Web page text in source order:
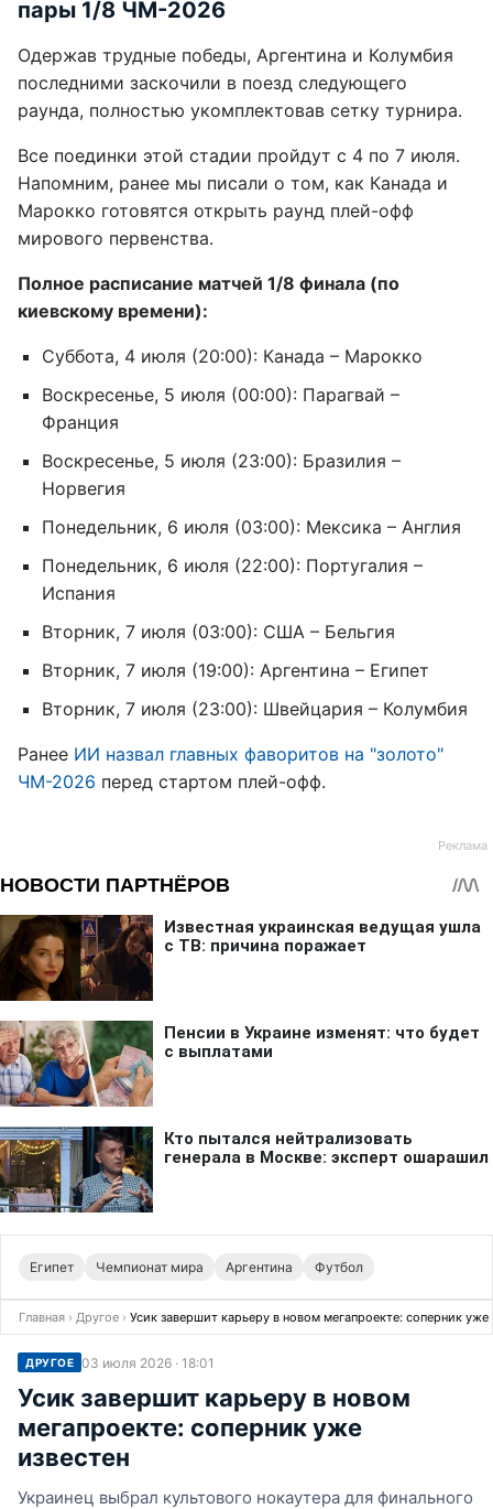
пары 1/8 ЧМ-2026
Одержав трудные победы, Аргентина и Колумбия
последними заскочили в поезд следующего
раунда, полностью укомплектовав сетку турнира.
Все поединки этой стадии пройдут с 4 по 7 июля.
Напомним, ранее мы писали о том, как Канада и
Марокко готовятся открыть раунд плей-офф
мирового первенства.
Полное расписание матчей 1/8 финала (по
киевскому времени):
Суббота, 4 июля (20:00): Канада – Марокко
Воскресенье, 5 июля (00:00): Парагвай –
Франция
Воскресенье, 5 июля (23:00): Бразилия –
Норвегия
Понедельник, 6 июля (03:00): Мексика – Англия
Понедельник, 6 июля (22:00): Португалия –
Испания
Вторник, 7 июля (03:00): США – Бельгия
Вторник, 7 июля (19:00): Аргентина – Египет
Вторник, 7 июля (23:00): Швейцария – Колумбия
Ранее ИИ назвал главных фаворитов на "золото"
ЧМ-2026 перед стартом плей-офф.
Египет Чемпионат мира Аргентина Футбол
Главная › Другое › Усик завершит карьеру в новом мегапроекте: соперник уже
ДРУГОЕ 03 июля 2026 · 18:01
Усик завершит карьеру в новом
мегапроекте: соперник уже
известен
Украинец выбрал культового нокаутера для финального